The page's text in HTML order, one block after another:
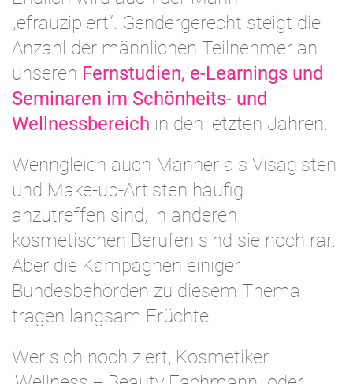
„efrauzipiert“. Gendergerecht steigt die
Anzahl der männlichen Teilnehmer an
unseren Fernstudien, e-Learnings und
Seminaren im Schönheits- und
Wellnessbereich in den letzten Jahren.
Wenngleich auch Männer als Visagisten
und Make-up-Artisten häufig
anzutreffen sind, in anderen
kosmetischen Berufen sind sie noch rar.
Aber die Kampagnen einiger
Bundesbehörden zu diesem Thema
tragen langsam Früchte.
Wer sich noch ziert, Kosmetiker